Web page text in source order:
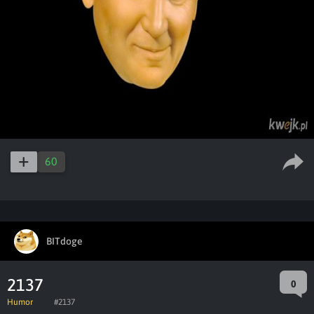
60
BITdoge
2137 0
Humor #2137